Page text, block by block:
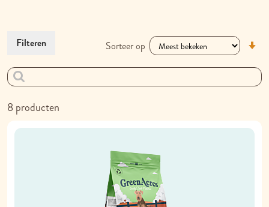
8producten
Sorteer op
Filteren